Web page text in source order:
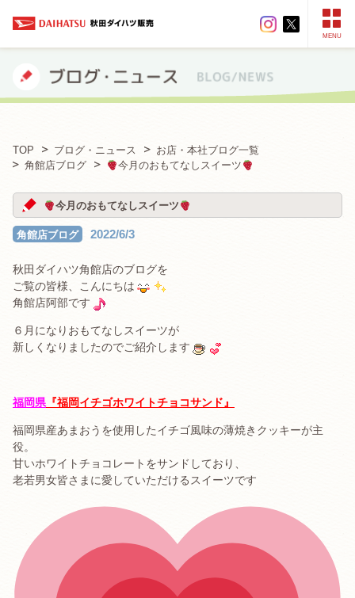
MENU
TOP ブログ・ニュース
お店・本社ブログ一覧
角館店ブログ
今月のおもてなしスイーツ
今月のおもてなしスイーツ
角館店ブログ 2022/6/3
秋田ダイハツ角館店のブログを
ご覧の皆様、こんにちは
角館店阿部です
６月になりおもてなしスイーツが
新しくなりましたのでご紹介します
福岡県『福岡イチゴホワイトチョコサンド』
福岡県産あまおうを使用したイチゴ風味の薄焼きクッキーが主
役。
甘いホワイトチョコレートをサンドしており、
老若男女皆さまに愛していただけるスイーツです